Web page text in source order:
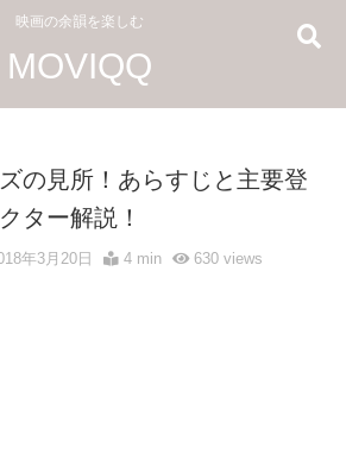
映画の余韻を楽しむ
MOVIQQ
の見所！あらすじと主要登
ター解説！
年3月20日 4 min 630views